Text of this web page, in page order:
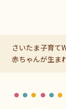
さいたま子育て
赤ちゃんが生ま